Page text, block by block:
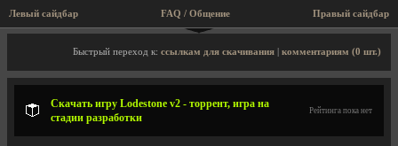
Левый сайдбар Правый сайдбар
FAQ / Общение
Описание игры, торрент, скриншоты, видео
Быстрый переход к: ссылкам для скачивания комментариям (0 шт.)
Скачать игру Lodestone v2 - торрент, игра на
стадии разработки
Рейтинга пока нет